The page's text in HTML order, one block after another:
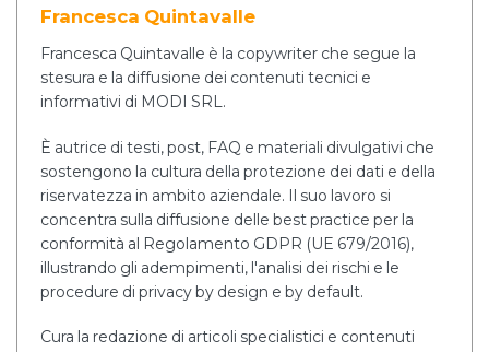
Francesca Quintavalle
Francesca Quintavalle è la copywriter che segue la
stesura e la diffusione dei contenuti tecnici e
informativi di MODI SRL.
È autrice di testi, post, FAQ e materiali divulgativi che
sostengono la cultura della protezione dei dati e della
riservatezza in ambito aziendale. Il suo lavoro si
concentra sulla diffusione delle best practice per la
conformità al Regolamento GDPR (UE 679/2016),
illustrando gli adempimenti, l'analisi dei rischi e le
procedure di privacy by design e by default.
Cura la redazione di articoli specialistici e contenuti